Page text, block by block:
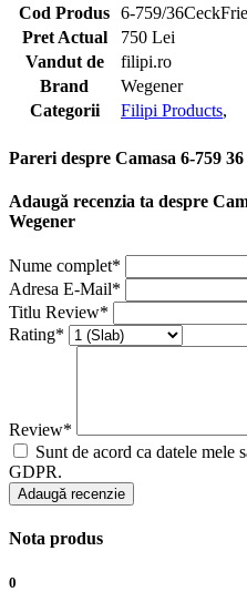
Cod Produs 6-759/
Pret Actual
750 Lei
Vandut de
filipi.ro
Brand
Wegener
Categorii
Filipi Products,
Pareri despre Camasa 6-759
Adaugă recenzia ta despre
Wegener
Nume complet*
Adresa E-Mail*
Titlu Review*
Rating*
Review*
Sunt de acord ca datele
GDPR.
Adaugă recenzie
Nota produs
0